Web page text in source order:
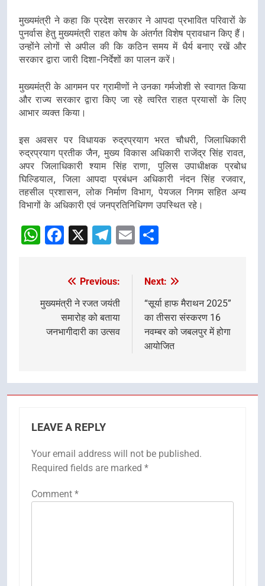
मुख्यमंत्री ने कहा कि प्रदेश सरकार ने आपदा प्रभावित परिवारों के
पुनर्वास हेतु मुख्यमंत्री राहत कोष के अंतर्गत विशेष प्रावधान किए हैं।
उन्होंने लोगों से अपील की कि कठिन समय में धैर्य बनाए रखें और
सरकार द्वारा जारी दिशा-निर्देशों का पालन करें।
मुख्यमंत्री के आगमन पर ग्रामीणों ने उनका गर्मजोशी से स्वागत किया
और राज्य सरकार द्वारा किए जा रहे त्वरित राहत प्रयासों के लिए
आभार व्यक्त किया।
इस अवसर पर विधायक रुद्रप्रयाग भरत चौधरी, जिलाधिकारी
रुद्रप्रयाग प्रतीक जैन, मुख्य विकास अधिकारी राजेंद्र सिंह रावत,
अपर जिलाधिकारी श्याम सिंह राणा, पुलिस उपाधीक्षक प्रबोध
घिल्डियाल, जिला आपदा प्रबंधन अधिकारी नंदन सिंह रजवार,
तहसील प्रशासन, लोक निर्माण विभाग, पेयजल निगम सहित अन्य
विभागों के अधिकारी एवं जनप्रतिनिधिगण उपस्थित रहे।
WhatsApp
Facebook
X Telegram
Email
navigation
Previous:
मुख्यमंत्री ने रजत जयंती
समारोह को बताया
जनभागीदारी का उत्सव
Next:
“सूर्या हाफ मैराथन 2025”
का तीसरा संस्करण 16
नवम्बर को जबलपुर में होगा
आयोजित
LEAVE A REPLY
Your email address will not be published.
Required fields are marked *
Comment *